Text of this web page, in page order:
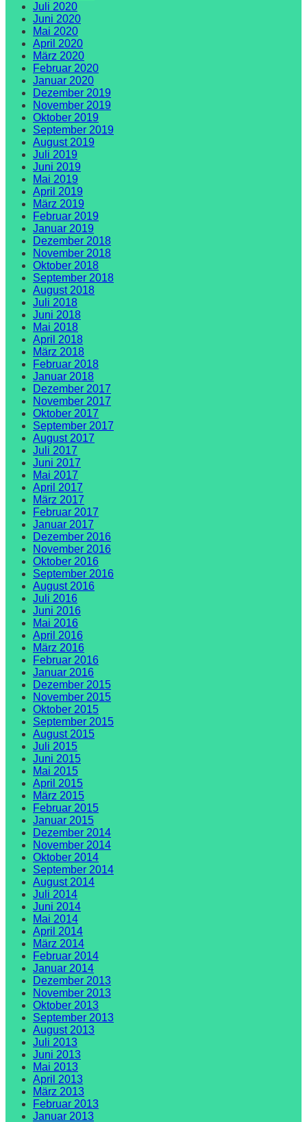
Juli 2020
Juni 2020
Mai 2020
April 2020
März 2020
Februar 2020
Januar 2020
Dezember 2019
November 2019
Oktober 2019
September 2019
August 2019
Juli 2019
Juni 2019
Mai 2019
April 2019
März 2019
Februar 2019
Januar 2019
Dezember 2018
November 2018
Oktober 2018
September 2018
August 2018
Juli 2018
Juni 2018
Mai 2018
April 2018
März 2018
Februar 2018
Januar 2018
Dezember 2017
November 2017
Oktober 2017
September 2017
August 2017
Juli 2017
Juni 2017
Mai 2017
April 2017
März 2017
Februar 2017
Januar 2017
Dezember 2016
November 2016
Oktober 2016
September 2016
August 2016
Juli 2016
Juni 2016
Mai 2016
April 2016
März 2016
Februar 2016
Januar 2016
Dezember 2015
November 2015
Oktober 2015
September 2015
August 2015
Juli 2015
Juni 2015
Mai 2015
April 2015
März 2015
Februar 2015
Januar 2015
Dezember 2014
November 2014
Oktober 2014
September 2014
August 2014
Juli 2014
Juni 2014
Mai 2014
April 2014
März 2014
Februar 2014
Januar 2014
Dezember 2013
November 2013
Oktober 2013
September 2013
August 2013
Juli 2013
Juni 2013
Mai 2013
April 2013
März 2013
Februar 2013
Januar 2013